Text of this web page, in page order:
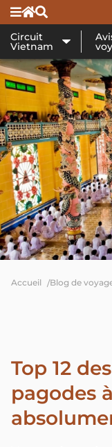
Circuit
Vietnam
Accueil Blog de
Top 12
pagodes